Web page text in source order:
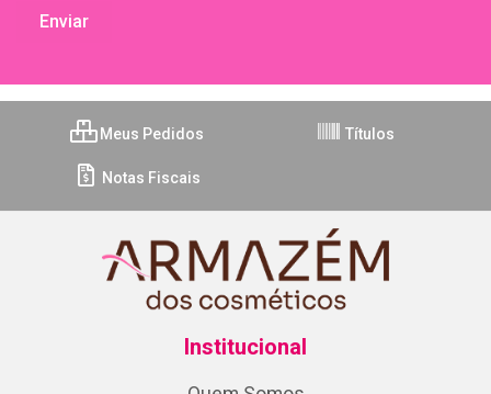
Meus Pedidos Títulos
Notas Fiscais
Institucional